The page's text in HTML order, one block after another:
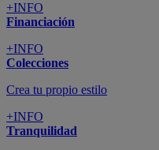
+INFO
Financiación
+INFO
Colecciones
Crea tu propio estilo
+INFO
Tranquilidad